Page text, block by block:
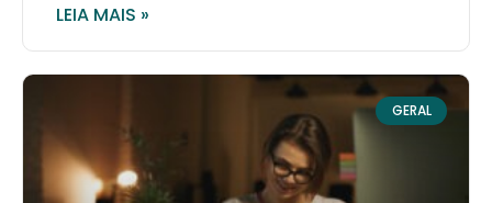
LEIA MAIS »
GERAL